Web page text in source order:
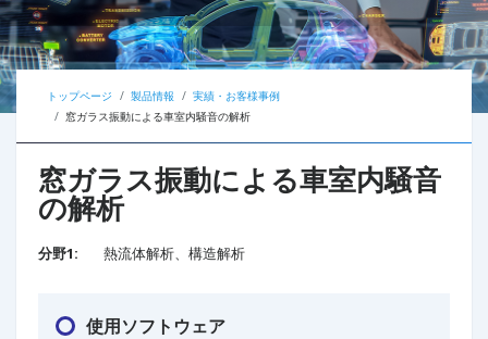
トップページ 製品情報
実績・お客様事例
窓ガラス振動による車室内騒音の解析​
窓ガラス振動による車室内騒音
の解析​
分野1: 熱流体解析、構造解析
使用ソフトウェア